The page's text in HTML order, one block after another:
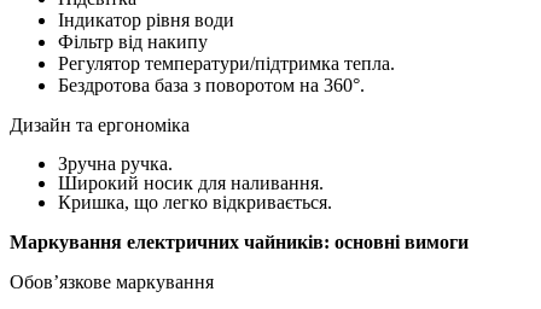
Індикатор рівня води
Фільтр від накипу
Регулятор температури/підтримка тепла.
Бездротова база з поворотом на 360°.
Дизайн та ергономіка
Зручна ручка.
Широкий носик для наливання.
Кришка, що легко відкривається.
Маркування електричних чайників: основні вимоги
Обов’язкове маркування